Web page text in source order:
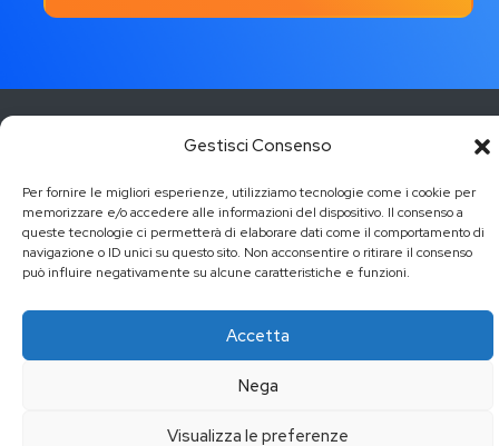
Gestisci Consenso
Per fornire le migliori esperienze, utilizziamo tecnologie come i cookie per
memorizzare e/o accedere alle informazioni del dispositivo. Il consenso a
queste tecnologie ci permetterà di elaborare dati come il comportamento di
navigazione o ID unici su questo sito. Non acconsentire o ritirare il consenso
può influire negativamente su alcune caratteristiche e funzioni.
Accetta
Nega
Visualizza le preferenze
Copyright ©2026 Tutti i diritti riservati | Realizzato daGrifo
Multimedia